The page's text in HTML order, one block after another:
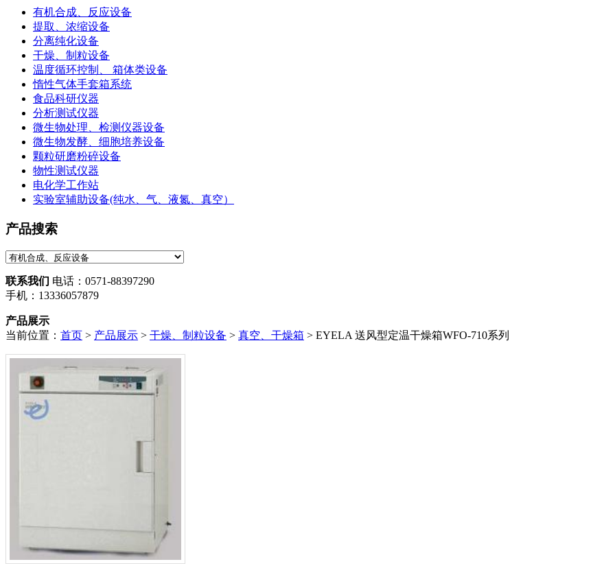
有机合成、反应设备
提取、浓缩设备
分离纯化设备
干燥、制粒设备
温度循环控制、 箱体类设备
惰性气体手套箱系统
食品科研仪器
分析测试仪器
微生物处理、检测仪器设备
微生物发酵、细胞培养设备
颗粒研磨粉碎设备
物性测试仪器
电化学工作站
实验室辅助设备(纯水、气、液氮、真空）
产品搜索
联系我们 电话：0571-88397290
手机：13336057879
产品展示
当前位置： 首页 > 产品展示 > 干燥、制粒设备 > 真空、干燥箱 > EYELA 送风型定温干燥箱WFO-710系列